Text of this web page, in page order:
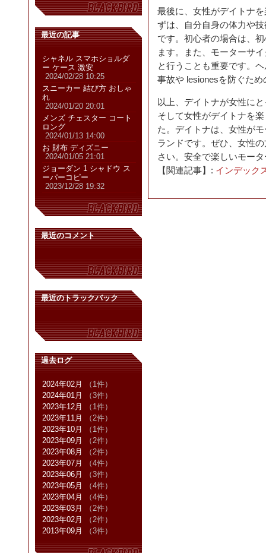
最後に、女性がデイトナ
ずは、自分自身の体力や
です。初心者の場合は、
ます。また、モーターサ
と行うことも重要です。
事故や lesionesを防ぐた
以上、デイトナが女性に
そして女性がデイトナを
た。デイトナは、女性が
ランドです。ぜひ、女性
さい。安全で楽しいモー
【関連記事】: インデック
最近の記事
シャネル スマホショルダ
ー ケース 激安
2024/02/28 10:25
スニーカー 結び方 おしゃ
れ
2024/01/20 20:01
メンズ チェスター コート
ロング
2024/01/13 14:00
お 財布 ディズニー
2024/01/05 21:01
ジョーダン 1 シャドウ ス
ーパーコピー
2023/12/28 19:32
最近のコメント
最近のトラックバック
過去ログ
2024年02月
（1件）
2024年01月
（3件）
2023年12月
（1件）
2023年11月
（2件）
2023年10月
（1件）
2023年09月
（2件）
2023年08月
（2件）
2023年07月
（4件）
2023年06月
（3件）
2023年05月
（4件）
2023年04月
（4件）
2023年03月
（2件）
2023年02月
（2件）
2013年09月
（3件）